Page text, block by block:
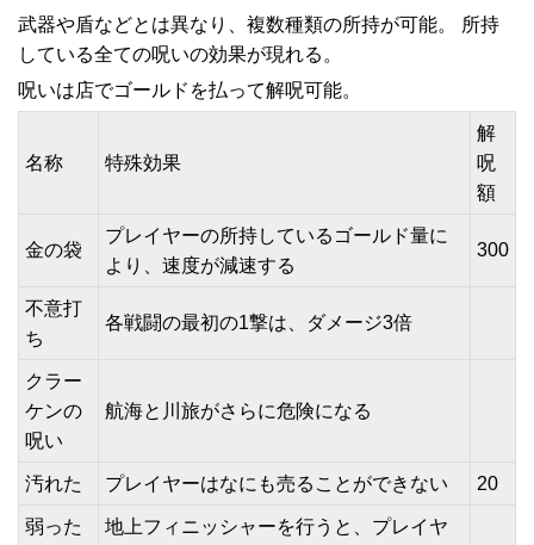
武器や盾などとは異なり、複数種類の所持が可能。 所持
している全ての呪いの効果が現れる。
呪いは店でゴールドを払って解呪可能。
名称 特殊効果
解
呪
額
金の袋
プレイヤーの所持しているゴールド量に
より、速度が減速する
300
不意打
ち
各戦闘の最初の1撃は、ダメージ3倍
クラー
ケンの
呪い
航海と川旅がさらに危険になる
汚れた プレイヤーはなにも売ることができない 20
弱った
地上フィニッシャーを行うと、プレイヤ